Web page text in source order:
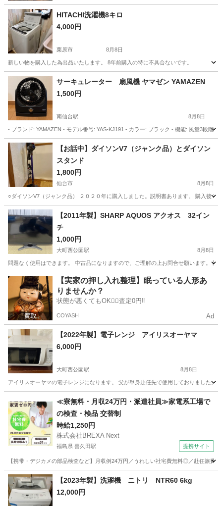
HITACHI洗濯機8キロ
4,000円
栗原市 8月8日
新しい物を購入した為出品いたします。 8年前購入の特に不具合ないです。
宮城 栗原市 生活家電
サーキュレーター 扇風機 ヤマゼン YAMAZEN
1,500円
南仙台駅 8月8日
- ブランド: YAMAZEN - モデル番号: YAS-KJ191 - カラー: ブラック - 機能: 風量3段階
宮城 仙台市 南仙台駅 季節、空調家電
【お話中】ダイソンV7（ジャンク品）とダイソン
スタンド
1,800円
仙台市 8月8日
○ダイソンV7（ジャンク品） ２０２０年に購入しました。説明書あります。 購入後
宮城 仙台市 生活家電
【2011年製】SHARP AQUOS アクオス 32イン
チ
1,000円
大町西公園駅 8月8日
問題なく使用はできます。 中古品になりますので、ご理解の上お問合せ願います。
宮城 仙台市 大町西公園駅 テレビ
【実家の押し入れ整理】眠っている人形あ
りませんか？
状態が悪くてもOK🙆‍♀️査定0円‼️
COYASH Ad
【2022年製】電子レンジ アイリスオーヤマ
6,000円
大町西公園駅 8月8日
アイリスオーヤマの電子レンジになります。 父が単身赴任先で使用しておりました
大町西公園駅 キッチン家電
≪寮無料・月収24万円・派遣社員≫家電系工場で
の検査・検品 交替制
時給1,250円
株式会社BREXA Next
福島県 喜久田駅 提携サイト
【携帯・デジカメの部品検査など】月収例24万円／うれしい社宅費無料◎／赴任旅
福島 郡山市 喜久田駅 その他
【2023年製】洗濯機 ニトリ NTR60 6kg
12,000円